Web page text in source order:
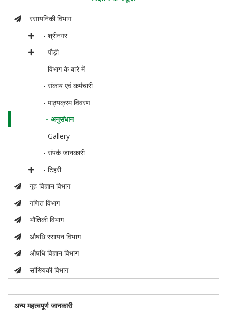
रसायनिकी विभाग
- श्रीनगर
- पौड़ी
- विभाग के बारे में
- संकाय एवं कर्मचारी
- पाठ्यक्रम विवरण
- अनुसंधान
- Gallery
- संपर्क जानकारी
- टिहरी
गृह विज्ञान विभाग
गणित विभाग
भौतिकी विभाग
औषधि रसायन विभाग
औषधि विज्ञान विभाग
सांख्यिकी विभाग
अन्य महत्वपूर्ण जानकारी